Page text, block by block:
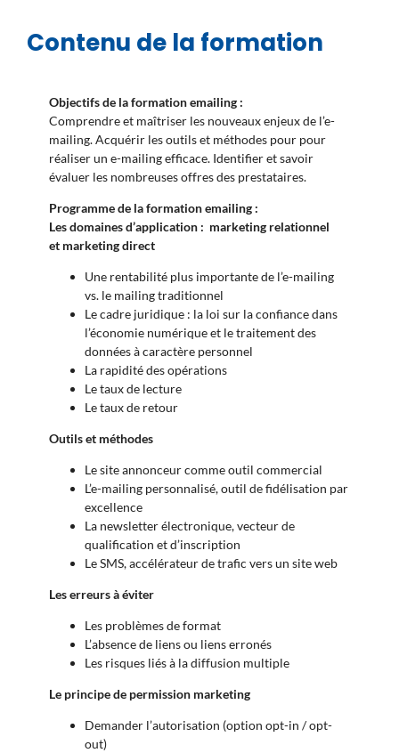
Contenu de la formation
Objectifs de la formation emailing :
Comprendre et maîtriser les nouveaux enjeux de l’e-
mailing. Acquérir les outils et méthodes pour pour
réaliser un e-mailing efficace. Identifier et savoir
évaluer les nombreuses offres des prestataires.
Programme de la formation emailing :
Les domaines d’application : marketing relationnel
et marketing direct
Une rentabilité plus importante de l’e-mailing
vs. le mailing traditionnel
Le cadre juridique : la loi sur la confiance dans
l’économie numérique et le traitement des
données à caractère personnel
La rapidité des opérations
Le taux de lecture
Le taux de retour
Outils et méthodes
Le site annonceur comme outil commercial
L’e-mailing personnalisé, outil de fidélisation par
excellence
La newsletter électronique, vecteur de
qualification et d’inscription
Le SMS, accélérateur de trafic vers un site web
Les erreurs à éviter
Les problèmes de format
L’absence de liens ou liens erronés
Les risques liés à la diffusion multiple
Le principe de permission marketing
Demander l’autorisation (option opt-in / opt-
out)